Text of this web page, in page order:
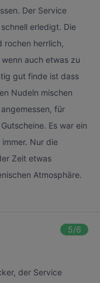
Der Service
erledigt. Die
rochen herrlich,
auch etwas zu
gut finde ist dass
Nudeln mischen
für
Es war ein
Nur die
Zeit etwas
Atmosphäre.
5/6
der Service